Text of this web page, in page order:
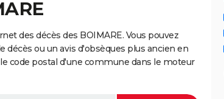
des décès des BOIMARE. Vous pouvez
décès ou un avis d'obsèques plus ancien en
code postal d'une commune dans le moteur